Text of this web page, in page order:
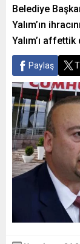
Belediye
Yalım’ın
Yalım’ı
Paylaş